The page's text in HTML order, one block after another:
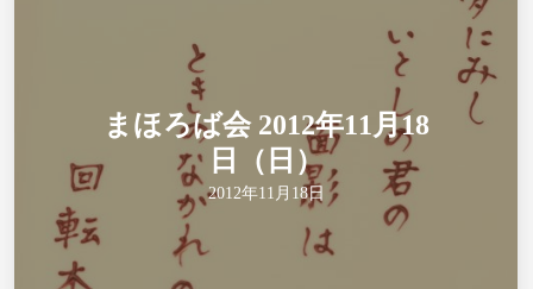
まほろば会 2012年11月18
日（日）
2012年11月18日